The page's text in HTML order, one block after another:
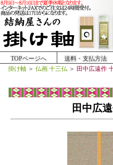
TOPページへ 送料・支払方法
掛け軸 ＞ 仏画 十三仏 ＞ 田中広遠作
田中広